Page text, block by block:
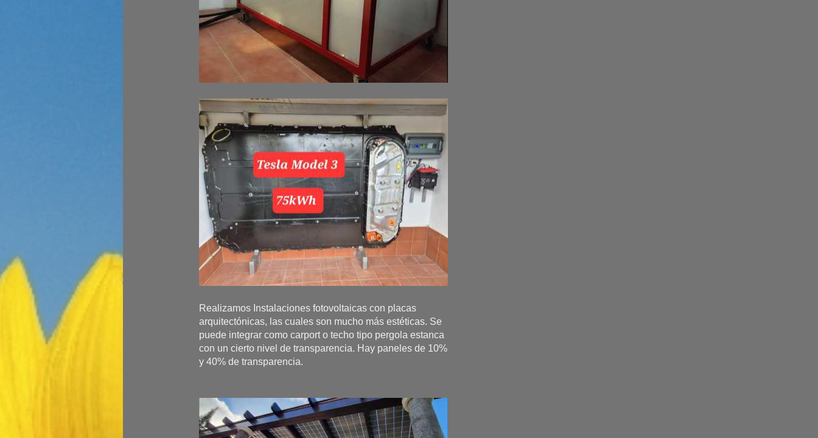
Realizamos Instalaciones fotovoltaicas con placas
arquitectónicas, las cuales son mucho más estéticas. Se
puede integrar como carport o techo tipo pergola estanca
con un cierto nivel de transparencia. Hay paneles de 10%
y 40% de transparencia.